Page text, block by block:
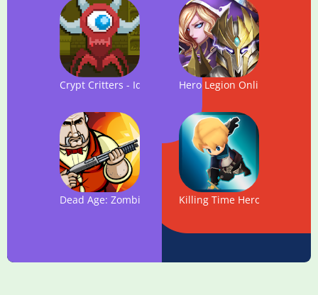
Crypt Critters - Idle Monster GameHero Legion Online - 3D
Dead Age: Zombie Adventure & Shooting Game
Killing Time Heroes - The